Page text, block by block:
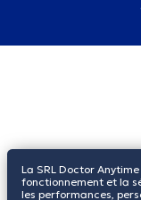
La SRL Doctor
fonctionnement et la
les performances,